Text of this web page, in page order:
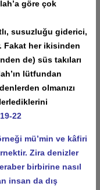
göre çok
susuzluğu giderici,
Fakat her ikisinden
de) süs takıları
lütfundan
olmanızı
22
mü’min ve kâfiri
Zira denizler
birbirine nasıl
insan da dış